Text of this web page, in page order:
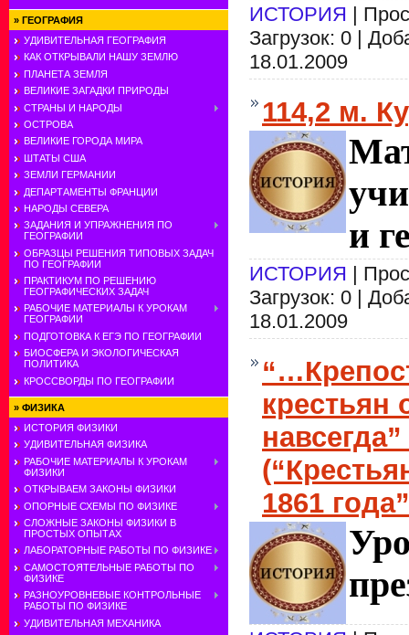
» ГЕОГРАФИЯ
УДИВИТЕЛЬНАЯ ГЕОГРАФИЯ
КАК ОТКРЫВАЛИ НАШУ ЗЕМЛЮ
ПЛАНЕТА ЗЕМЛЯ
ВЕЛИКИЕ ЗАГАДКИ ПРИРОДЫ
СТРАНЫ И НАРОДЫ
ОСТРОВА
ВЕЛИКИЕ ГОРОДА МИРА
ШТАТЫ США
ЗЕМЛИ ГЕРМАНИИ
ДЕПАРТАМЕНТЫ ФРАНЦИИ
НАРОДЫ СЕВЕРА
ЗАДАНИЯ И УПРАЖНЕНИЯ ПО
ГЕОГРАФИИ
ОБРАЗЦЫ РЕШЕНИЯ ТИПОВЫХ ЗАДАЧ
ПО ГЕОГРАФИИ
ПРАКТИКУМ ПО РЕШЕНИЮ
ГЕОГРАФИЧЕСКИХ ЗАДАЧ
РАБОЧИЕ МАТЕРИАЛЫ К УРОКАМ
ГЕОГРАФИИ
ПОДГОТОВКА К ЕГЭ ПО ГЕОГРАФИИ
БИОСФЕРА И ЭКОЛОГИЧЕСКАЯ
ПОЛИТИКА
КРОССВОРДЫ ПО ГЕОГРАФИИ
» ФИЗИКА
ИСТОРИЯ ФИЗИКИ
УДИВИТЕЛЬНАЯ ФИЗИКА
РАБОЧИЕ МАТЕРИАЛЫ К УРОКАМ
ФИЗИКИ
ОТКРЫВАЕМ ЗАКОНЫ ФИЗИКИ
ОПОРНЫЕ СХЕМЫ ПО ФИЗИКЕ
СЛОЖНЫЕ ЗАКОНЫ ФИЗИКИ В
ПРОСТЫХ ОПЫТАХ
ЛАБОРАТОРНЫЕ РАБОТЫ ПО ФИЗИКЕ
САМОСТОЯТЕЛЬНЫЕ РАБОТЫ ПО
ФИЗИКЕ
РАЗНОУРОВНЕВЫЕ КОНТРОЛЬНЫЕ
РАБОТЫ ПО ФИЗИКЕ
УДИВИТЕЛЬНАЯ МЕХАНИКА
ИСТОРИЯ |
Загрузок: 0 |
18.01.2009
114,2 м.
и
ИСТОРИЯ |
Загрузок: 0 |
18.01.2009
крестьян
1861